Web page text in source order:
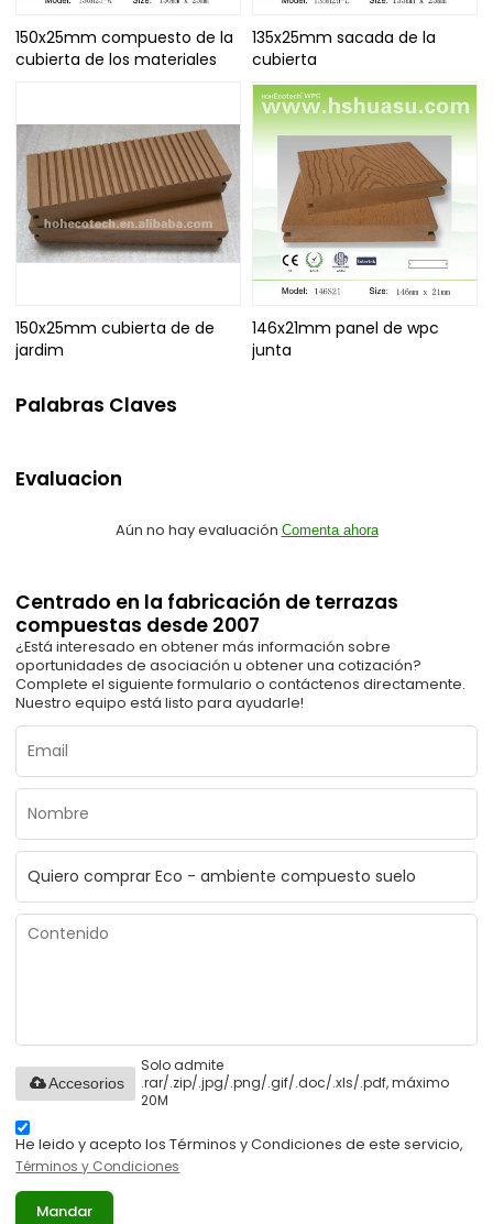
150x25mm compuesto de la
cubierta de los materiales
135x25mm sacada de la
cubierta
150x25mm cubierta de de
jardim
146x21mm panel de wpc
junta
Palabras Claves
Evaluacion
Aún no hay evaluación Comenta ahora
Centrado en la fabricación de terrazas
compuestas desde 2007
¿Está interesado en obtener más información sobre
oportunidades de asociación u obtener una cotización?
Complete el siguiente formulario o contáctenos directamente.
Nuestro equipo está listo para ayudarle!
Solo admite
.rar/.zip/.jpg/.png/.gif/.doc/.xls/.pdf, máximo
20M
Accesorios
He leido y acepto los Términos y Condiciones de este servicio,
Términos y Condiciones
Mandar